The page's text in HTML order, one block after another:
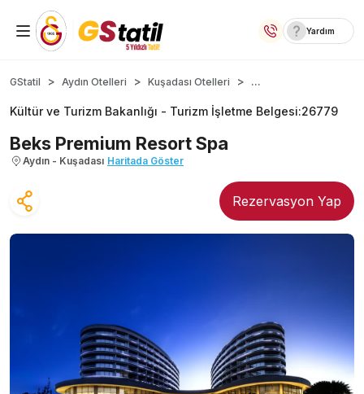
Yurt İçi Oteller
Temalı Oteller
Kıbrıs Otelleri
Taraftar Otelleri
Yurt Dışı Turlar
Yardım
GStatil Aydın Otelleri Kuşadası Otelleri ...
Kültür ve Turizm Bakanlığı - Turizm İşletme Belgesi:26779
Beks Premium Resort Spa
Aydın - Kuşadası Haritada Göster
Rezervasyon Yap